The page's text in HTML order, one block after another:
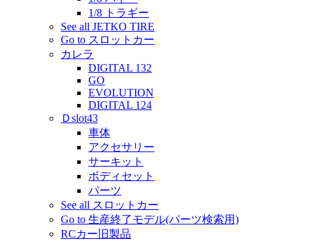
1/8 トラギー
See all JETKO TIRE
Go to スロットカー
カレラ
DIGITAL 132
GO
EVOLUTION
DIGITAL 124
Ｄslot43
車体
アクセサリー
サーキット
ボディセット
パーツ
See all スロットカー
Go to 生産終了モデル(パーツ検索用)
RCカー旧製品